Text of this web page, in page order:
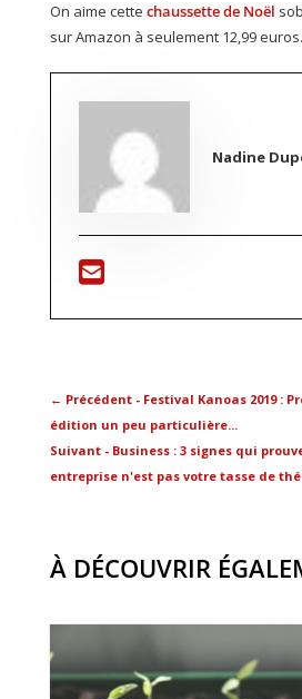
On aime cette chaussette de Noël
sur Amazon à seulement 12,99 euros.
Nadine
← Précédent - Festival Kanoas 2019 :
édition un peu particulière...
Suivant - Business : 3 signes qui
entreprise n'est pas votre tasse de thé
À DÉCOUVRIR